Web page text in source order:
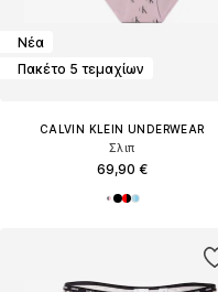
Νέα
Πακέτο 5 τεμαχίων
CALVIN KLEIN UNDERWEAR
Σλιπ
69,90 €